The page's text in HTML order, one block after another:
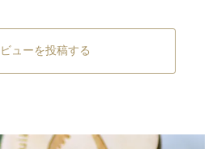
ューを投稿する